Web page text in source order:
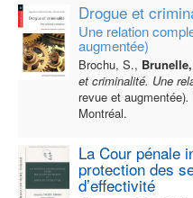
Drogue et
Une relation
augmentée)
Brochu, S.,
et criminalité. Une
revue et augmentée).
Montréal.
La Cour pénale
protection des
d’effectivité